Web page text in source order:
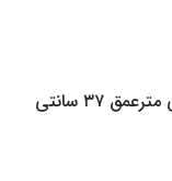
ابعاد : ارتفاع ۸۸ سانتی مترطول ۳۷ سانتی مترعمق ۳۷ سانتی